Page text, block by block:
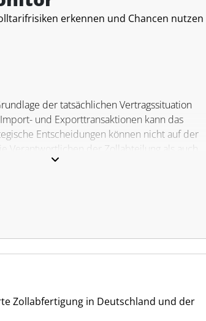
erkennen und Chancen nutzen
der tatsächlichen Vertragssituation
und Exporttransaktionen kann das
Entscheidungen können nicht auf der
Verantwortlichen der Zollabteilung als auch
sich mit nicht kalkulierbaren Unsicherheiten
zu offiziellen Tarifdatenbanken, die es
Umsatz zu minimieren und gleichzeitig
Zollabfertigung in Deutschland und der